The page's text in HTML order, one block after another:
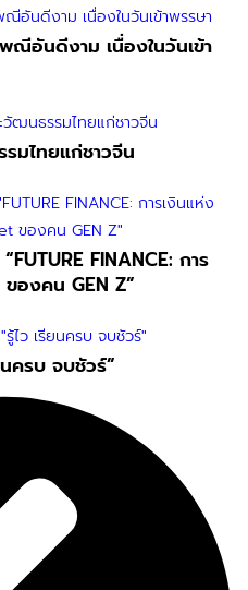
ณีอันดีงาม เนื่องในวันเข้า
มไทยแก่ชาวจีน
FINANCE: การ
องคน GEN Z”
ครบ จบชัวร์”